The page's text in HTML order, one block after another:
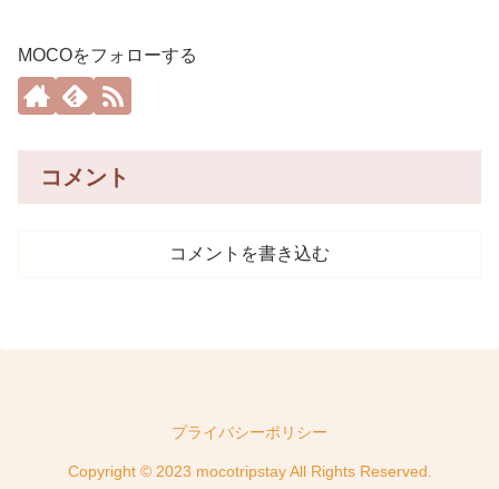
MOCOをフォローする
コメント
コメントを書き込む
プライバシーポリシー
Copyright © 2023 mocotripstay All Rights Reserved.